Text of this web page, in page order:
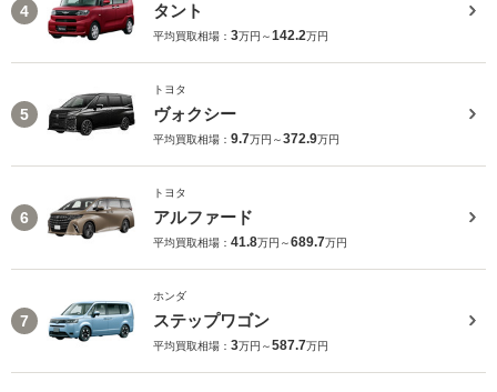
4 タント
平均買取相場： 3万円～142.2万円
5
トヨタ
ヴォクシー
平均買取相場： 9.7万円～372.9万円
6
トヨタ
アルファード
平均買取相場： 41.8万円～689.7万円
7
ホンダ
ステップワゴン
平均買取相場： 3万円～587.7万円